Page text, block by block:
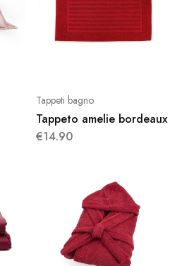
Tappeti bagno
Tappeto amelie bordeaux
€14.90